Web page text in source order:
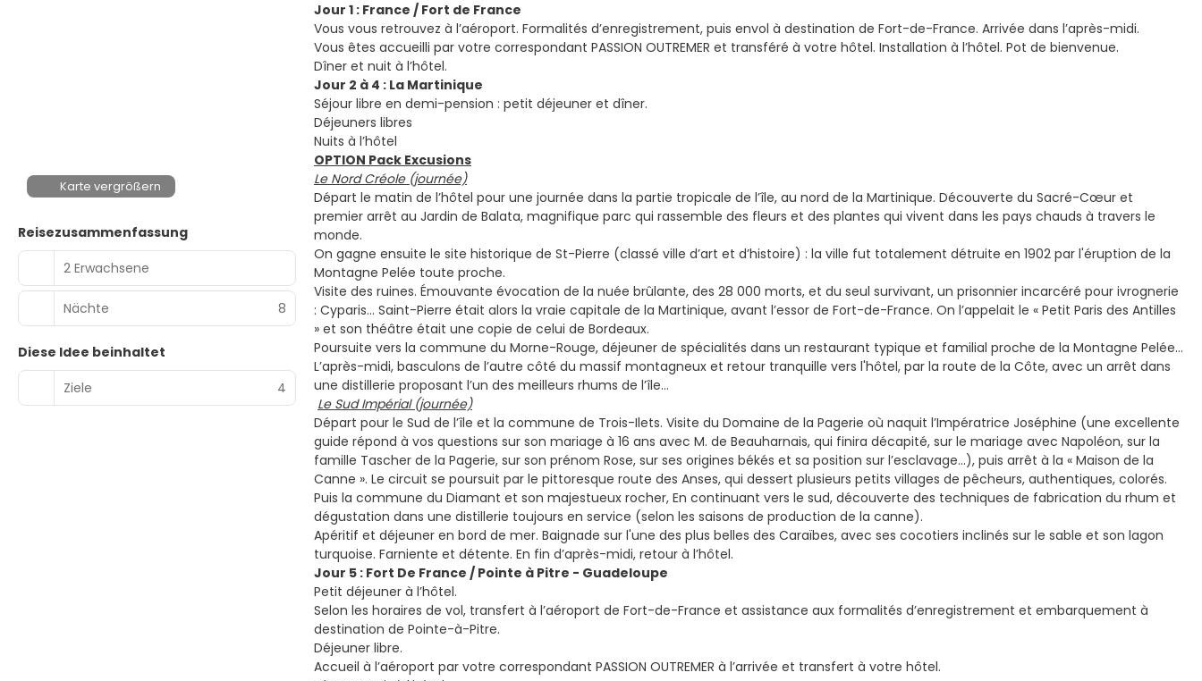
Karte vergrößern
Reisezusammenfassung
2 Erwachsene
Nächte 8
Diese Idee beinhaltet
Ziele
4
Jour 1 : France / Fort de France
Vous vous retrouvez à l’aéroport. Formalités d’enregistrement, puis envol à destination de Fort-de-France. Arrivée dans l’après-midi.
Vous êtes accueilli par votre correspondant PASSION OUTREMER et transféré à votre hôtel. Installation à l’hôtel. Pot de bienvenue.
Dîner et nuit à l’hôtel.
Jour 2 à 4 : La Martinique
Séjour libre en demi-pension : petit déjeuner et dîner.
Déjeuners libres
Nuits à l’hôtel
OPTION Pack Excusions
Le Nord Créole (journée)
Départ le matin de l’hôtel pour une journée dans la partie tropicale de l’île, au nord de la Martinique. Découverte du Sacré-Cœur et
premier arrêt au Jardin de Balata, magnifique parc qui rassemble des fleurs et des plantes qui vivent dans les pays chauds à travers le
monde.
On gagne ensuite le site historique de St-Pierre (classé ville d’art et d’histoire) : la ville fut totalement détruite en 1902 par l'éruption de la
Montagne Pelée toute proche.
Visite des ruines. Émouvante évocation de la nuée brûlante, des 28 000 morts, et du seul survivant, un prisonnier incarcéré pour ivrognerie
: Cyparis… Saint-Pierre était alors la vraie capitale de la Martinique, avant l’essor de Fort-de-France. On l’appelait le « Petit Paris des Antilles
» et son théâtre était une copie de celui de Bordeaux.
Poursuite vers la commune du Morne-Rouge, déjeuner de spécialités dans un restaurant typique et familial proche de la Montagne Pelée…
L’après-midi, basculons de l’autre côté du massif montagneux et retour tranquille vers l'hôtel, par la route de la Côte, avec un arrêt dans
une distillerie proposant l’un des meilleurs rhums de l’île…
Le Sud Impérial (journée)
Départ pour le Sud de l’île et la commune de Trois-Ilets. Visite du Domaine de la Pagerie où naquit l’Impératrice Joséphine (une excellente
guide répond à vos questions sur son mariage à 16 ans avec M. de Beauharnais, qui finira décapité, sur le mariage avec Napoléon, sur la
famille Tascher de la Pagerie, sur son prénom Rose, sur ses origines békés et sa position sur l’esclavage…), puis arrêt à la « Maison de la
Canne ». Le circuit se poursuit par le pittoresque route des Anses, qui dessert plusieurs petits villages de pêcheurs, authentiques, colorés.
Puis la commune du Diamant et son majestueux rocher, En continuant vers le sud, découverte des techniques de fabrication du rhum et
dégustation dans une distillerie toujours en service (selon les saisons de production de la canne).
Apéritif et déjeuner en bord de mer. Baignade sur l'une des plus belles des Caraïbes, avec ses cocotiers inclinés sur le sable et son lagon
turquoise. Farniente et détente. En fin d’après-midi, retour à l’hôtel.
Jour 5 : Fort De France / Pointe à Pitre - Guadeloupe
Petit déjeuner à l’hôtel.
Selon les horaires de vol, transfert à l’aéroport de Fort-de-France et assistance aux formalités d’enregistrement et embarquement à
destination de Pointe-à-Pitre.
Déjeuner libre.
Accueil à l’aéroport par votre correspondant PASSION OUTREMER à l’arrivée et transfert à votre hôtel.